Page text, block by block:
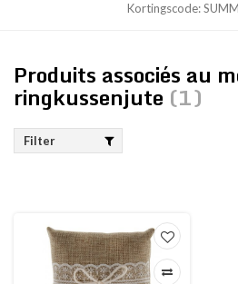
Kortingscode:
Produits associés au
ringkussenjute (1)
Filter